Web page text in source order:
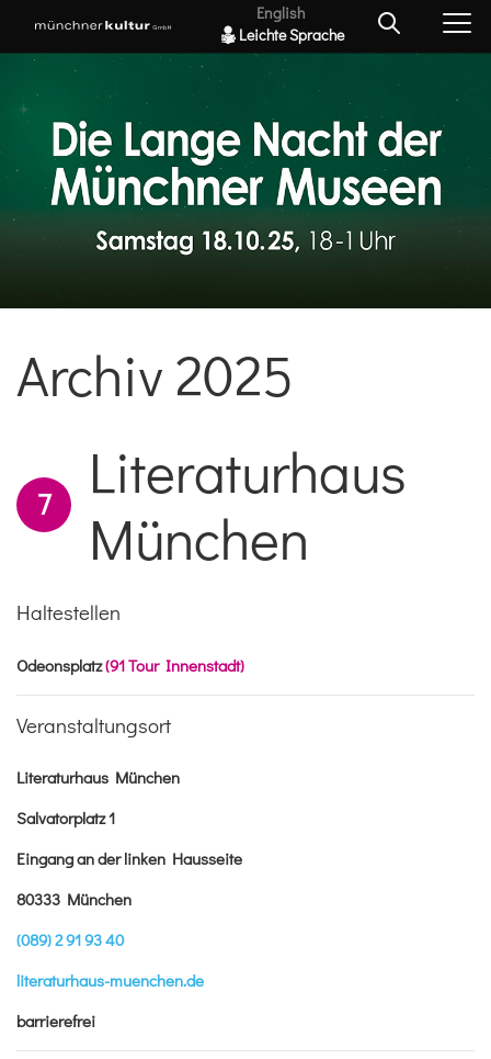
English
Leichte Sprache
Archiv 2025
7
Literaturhaus
München
Haltestellen
Odeonsplatz(91 Tour Innenstadt)
Veranstaltungsort
Literaturhaus München
Salvatorplatz 1
Eingang an der linken Hausseite
80333 München
(089) 2 91 93 40
literaturhaus-muenchen.de
barrierefrei